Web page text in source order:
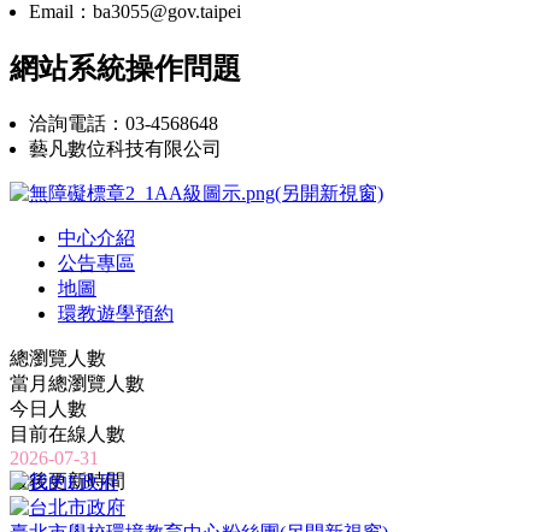
Email：ba3055@gov.taipei
網站系統操作問題
洽詢電話：03-4568648
藝凡數位科技有限公司
中心介紹
公告專區
地圖
環教遊學預約
總瀏覽人數
當月總瀏覽人數
今日人數
目前在線人數
2026-07-31
最後更新時間